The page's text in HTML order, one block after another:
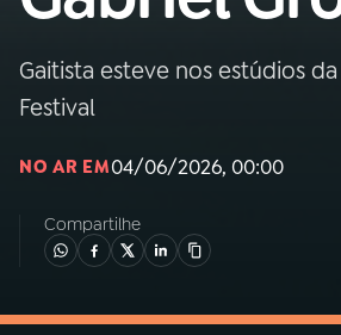
02 A RÁDIO
04 PROGRAMAS
Gaitista esteve nos estúdios
Festival
NO AR EM04/06/2026, 00:00
Compartilhe